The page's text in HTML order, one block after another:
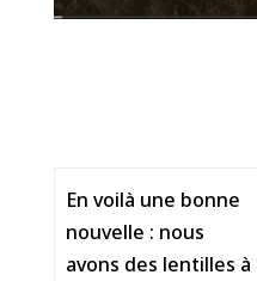
En voilà une bonne
nouvelle : nous
avons des lentilles à